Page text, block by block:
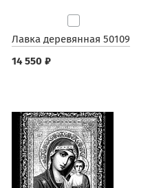
Лавка деревянная 50109
14 550 ₽